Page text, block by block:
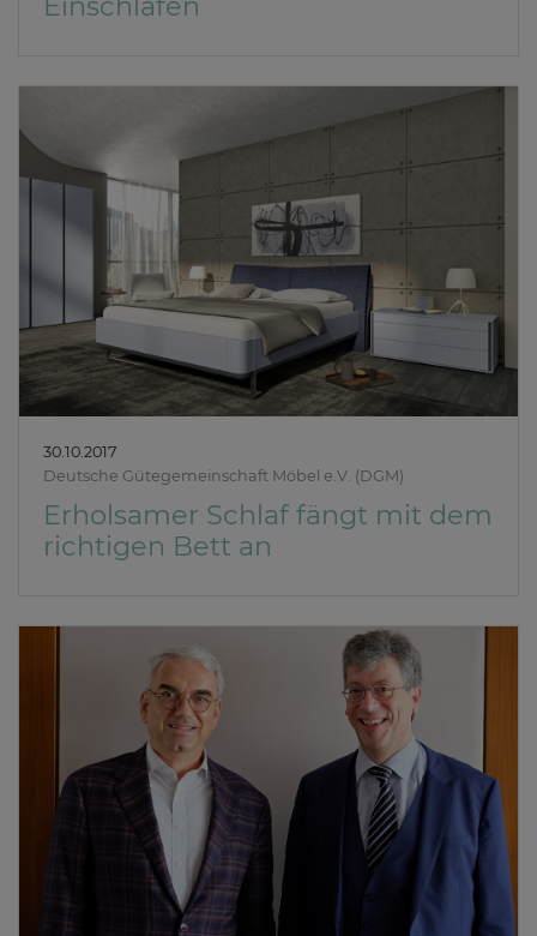
30.10.2017
Deutsche Gütegemeinschaft Möbel e.V. (DGM)
Erholsamer Schlaf fängt mit dem
richtigen Bett an